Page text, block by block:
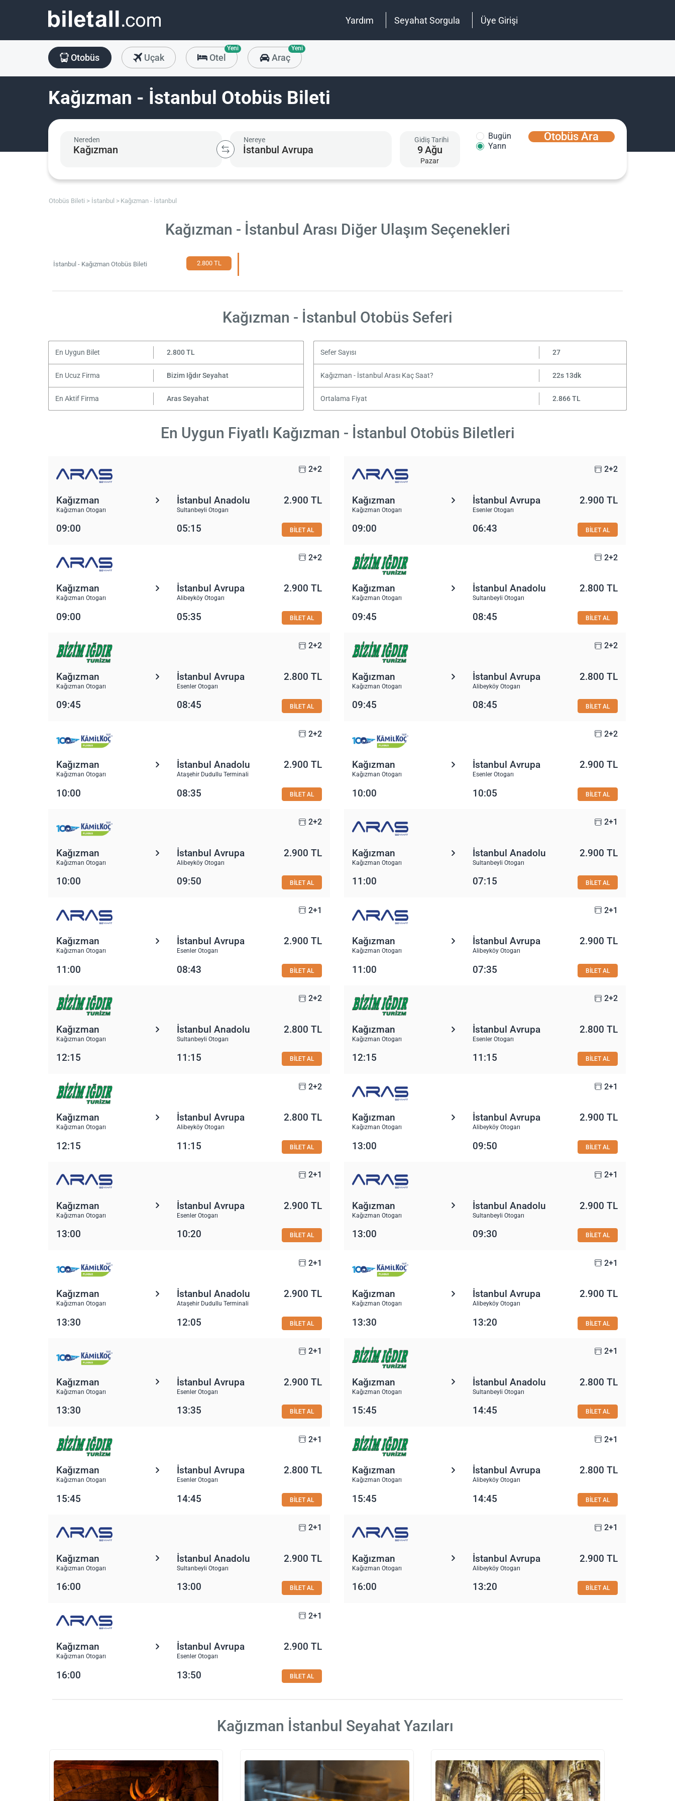
Yardım Seyahat Sorgula Üye Girişi
Otobüs Uçak Otel
Yeni
Araç
Yeni
Kağızman - İstanbul Otobüs Bileti
Nereden Nereye Gidiş Tarihi
9Ağu
Pazar
Bugün
Yarın
Otobüs Ara
Otobüs Bileti İstanbul Kağızman - İstanbul
Kağızman - İstanbul Arası Diğer Ulaşım Seçenekleri
İstanbul - Kağızman Otobüs Bileti 2.800 TL
Kağızman - İstanbul Otobüs Seferi
En Uygun Bilet 2.800 TL Sefer Sayısı 27
En Ucuz Firma Bizim Iğdır Seyahat Kağızman - İstanbul Arası Kaç Saat? 22s 13dk
En Aktif Firma Aras Seyahat Ortalama Fiyat 2.866 TL
En Uygun Fiyatlı Kağızman - İstanbul Otobüs Biletleri
2+2
Kağızman
Kağızman Otogarı
İstanbul Anadolu
Sultanbeyli Otogarı
2.900 TL
09:00 05:15 BİLET AL
2+2
Kağızman
Kağızman Otogarı
İstanbul Avrupa
Esenler Otogarı
2.900 TL
09:00 06:43 BİLET AL
2+2
Kağızman
Kağızman Otogarı
İstanbul Avrupa
Alibeyköy Otogarı
2.900 TL
09:00 05:35 BİLET AL
2+2
Kağızman
Kağızman Otogarı
İstanbul Anadolu
Sultanbeyli Otogarı
2.800 TL
09:45 08:45 BİLET AL
2+2
Kağızman
Kağızman Otogarı
İstanbul Avrupa
Esenler Otogarı
2.800 TL
09:45 08:45 BİLET AL
2+2
Kağızman
Kağızman Otogarı
İstanbul Avrupa
Alibeyköy Otogarı
2.800 TL
09:45 08:45 BİLET AL
2+2
Kağızman
Kağızman Otogarı
İstanbul Anadolu
Ataşehir Dudullu Terminali
2.900 TL
10:00 08:35 BİLET AL
2+2
Kağızman
Kağızman Otogarı
İstanbul Avrupa
Esenler Otogarı
2.900 TL
10:00 10:05 BİLET AL
2+2
Kağızman
Kağızman Otogarı
İstanbul Avrupa
Alibeyköy Otogarı
2.900 TL
10:00 09:50 BİLET AL
2+1
Kağızman
Kağızman Otogarı
İstanbul Anadolu
Sultanbeyli Otogarı
2.900 TL
11:00 07:15 BİLET AL
2+1
Kağızman
Kağızman Otogarı
İstanbul Avrupa
Esenler Otogarı
2.900 TL
11:00 08:43 BİLET AL
2+1
Kağızman
Kağızman Otogarı
İstanbul Avrupa
Alibeyköy Otogarı
2.900 TL
11:00 07:35 BİLET AL
2+2
Kağızman
Kağızman Otogarı
İstanbul Anadolu
Sultanbeyli Otogarı
2.800 TL
12:15 11:15 BİLET AL
2+2
Kağızman
Kağızman Otogarı
İstanbul Avrupa
Esenler Otogarı
2.800 TL
12:15 11:15 BİLET AL
2+2
Kağızman
Kağızman Otogarı
İstanbul Avrupa
Alibeyköy Otogarı
2.800 TL
12:15 11:15 BİLET AL
2+1
Kağızman
Kağızman Otogarı
İstanbul Avrupa
Alibeyköy Otogarı
2.900 TL
13:00 09:50 BİLET AL
2+1
Kağızman
Kağızman Otogarı
İstanbul Avrupa
Esenler Otogarı
2.900 TL
13:00 10:20 BİLET AL
2+1
Kağızman
Kağızman Otogarı
İstanbul Anadolu
Sultanbeyli Otogarı
2.900 TL
13:00 09:30 BİLET AL
2+1
Kağızman
Kağızman Otogarı
İstanbul Anadolu
Ataşehir Dudullu Terminali
2.900 TL
13:30 12:05 BİLET AL
2+1
Kağızman
Kağızman Otogarı
İstanbul Avrupa
Alibeyköy Otogarı
2.900 TL
13:30 13:20 BİLET AL
2+1
Kağızman
Kağızman Otogarı
İstanbul Avrupa
Esenler Otogarı
2.900 TL
13:30 13:35 BİLET AL
2+1
Kağızman
Kağızman Otogarı
İstanbul Anadolu
Sultanbeyli Otogarı
2.800 TL
15:45 14:45 BİLET AL
2+1
Kağızman
Kağızman Otogarı
İstanbul Avrupa
Esenler Otogarı
2.800 TL
15:45 14:45 BİLET AL
2+1
Kağızman
Kağızman Otogarı
İstanbul Avrupa
Alibeyköy Otogarı
2.800 TL
15:45 14:45 BİLET AL
2+1
Kağızman
Kağızman Otogarı
İstanbul Anadolu
Sultanbeyli Otogarı
2.900 TL
16:00 13:00 BİLET AL
2+1
Kağızman
Kağızman Otogarı
İstanbul Avrupa
Alibeyköy Otogarı
2.900 TL
16:00 13:20 BİLET AL
2+1
Kağızman
Kağızman Otogarı
İstanbul Avrupa
Esenler Otogarı
2.900 TL
16:00 13:50 BİLET AL
Kağızman İstanbul Seyahat Yazıları